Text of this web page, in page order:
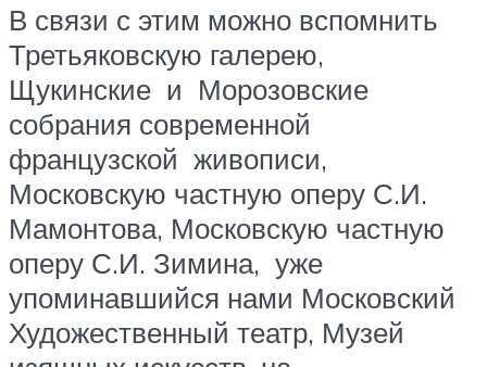
В связи с этим можно вспомнить
Третьяковскую галерею,
Щукинские и Морозовские
собрания современной
французской живописи,
Московскую частную оперу С.И.
Мамонтова, Московскую частную
оперу С.И. Зимина, уже
упоминавшийся нами Московский
Художественный театр, Музей